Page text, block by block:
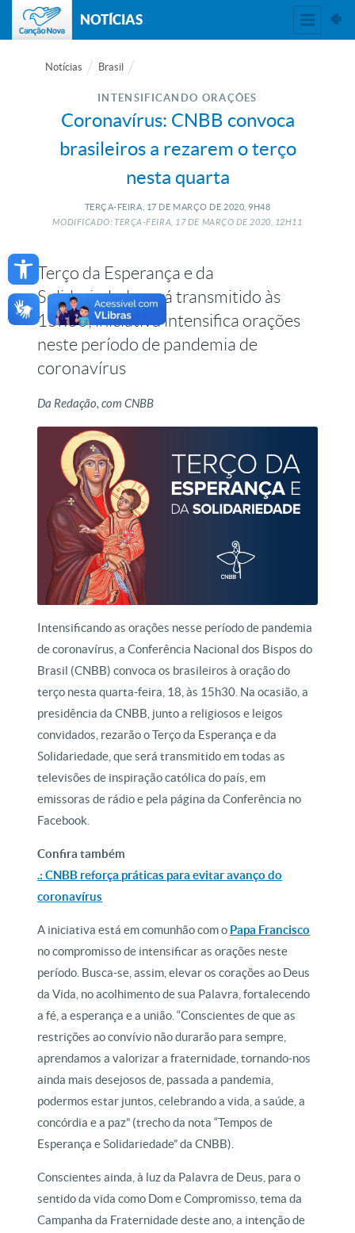
Open toolbar
NOTÍCIAS
Notícias Brasil
INTENSIFICANDO ORAÇÕES
Coronavírus: CNBB convoca
brasileiros a rezarem o terço
nesta quarta
TERÇA-FEIRA, 17 DE MARÇO DE 2020, 9H48
MODIFICADO: TERÇA-FEIRA, 17DE MARÇO DE2020, 12H11
Terço da Esperança e da
Solidariedade será transmitido às
15h30; iniciativa intensifica orações
neste período de pandemia de
coronavírus
Da Redação, com CNBB
Intensificando as orações nesse período de pandemia
de coronavírus, a Conferência Nacional dos Bispos do
Brasil (CNBB) convoca os brasileiros à oração do
terço nesta quarta-feira, 18, às 15h30. Na ocasião, a
presidência da CNBB, junto a religiosos e leigos
convidados, rezarão o Terço da Esperança e da
Solidariedade, que será transmitido em todas as
televisões de inspiração católica do país, em
emissoras de rádio e pela página da Conferência no
Facebook.
Confira também
.: CNBB reforça práticas para evitar avanço do
coronavírus
A iniciativa está em comunhão com o Papa Francisco
no compromisso de intensificar as orações neste
período. Busca-se, assim, elevar os corações ao Deus
da Vida, no acolhimento de sua Palavra, fortalecendo
a fé, a esperança e a união. “Conscientes de que as
restrições ao convívio não durarão para sempre,
aprendamos a valorizar a fraternidade, tornando-nos
ainda mais desejosos de, passada a pandemia,
podermos estar juntos, celebrando a vida, a saúde, a
concórdia e a paz” (trecho da nota “Tempos de
Esperança e Solidariedade” da CNBB).
Conscientes ainda, à luz da Palavra de Deus, para o
sentido da vida como Dom e Compromisso, tema da
Campanha da Fraternidade deste ano, a intenção de